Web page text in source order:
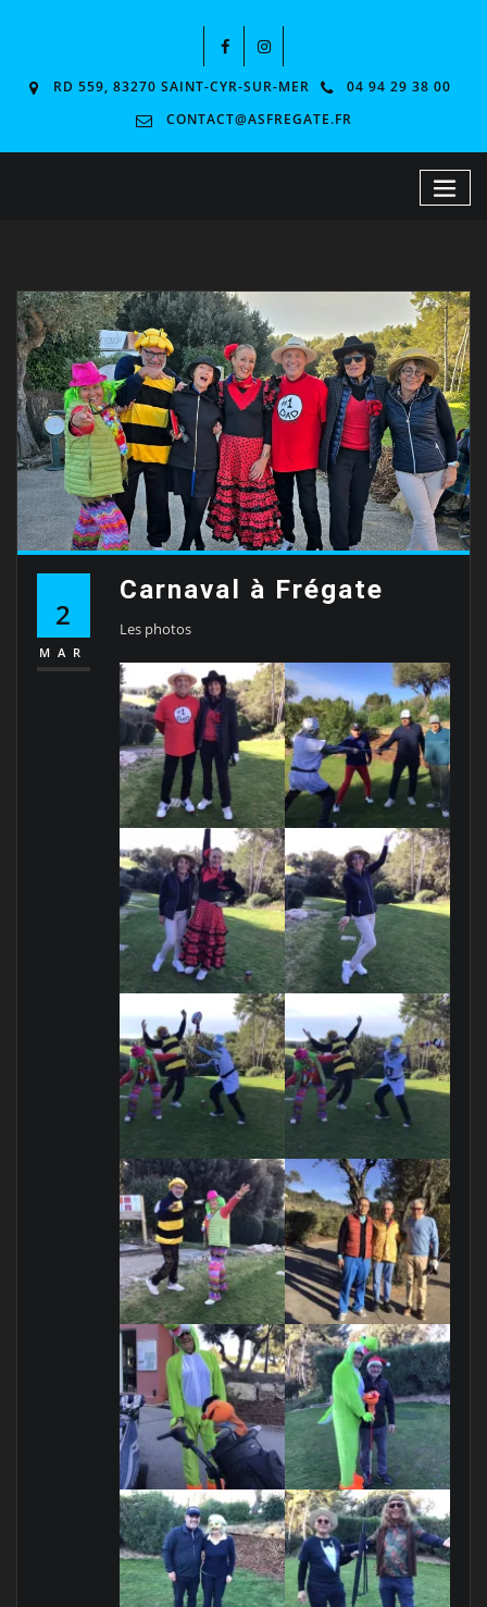
RD 559, 83270 SAINT-CYR-SUR-MER
04 94 29 38 00
CONTACT@ASFREGATE.FR
2
MAR
Carnaval à Frégate
Les photos